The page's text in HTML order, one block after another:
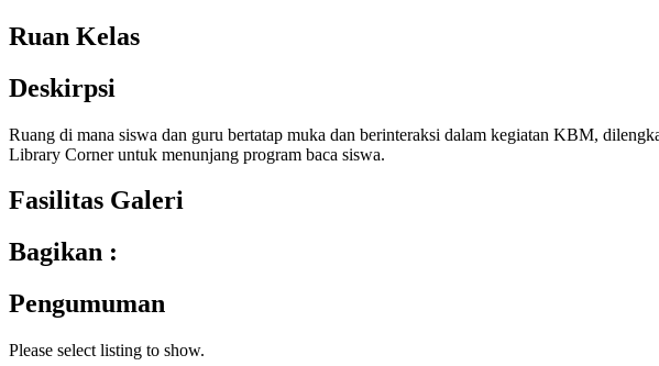
Ruan Kelas
Deskirpsi
Ruang di mana siswa dan guru bertatap muka dan berinteraksi dalam kegiatan KBM,
Library Corner untuk menunjang program baca siswa.
Fasilitas Galeri
Bagikan :
Pengumuman
Please select listing to show.